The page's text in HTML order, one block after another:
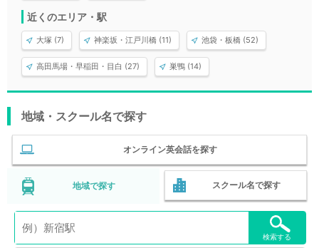
近くのエリア・駅
大塚 (7) 神楽坂・江戸川橋 (11) 池袋・板橋 (52)
高田馬場・早稲田・目白 (27) 巣鴨 (14)
地域・スクール名で探す
オンライン英会話を探す
地域で探す スクール名で探す
検索する